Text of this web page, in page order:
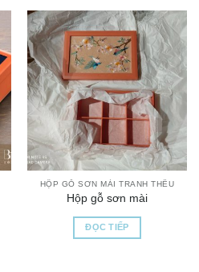
HỘP GỖ SƠN MÀI TRANH THÊU
Hộp gỗ sơn mài
ĐỌC TIẾP